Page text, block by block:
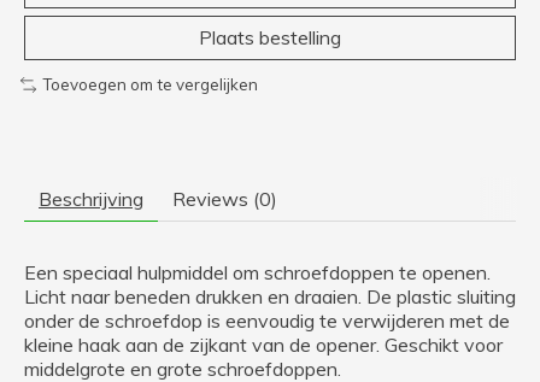
Plaats bestelling
Toevoegen om te vergelijken
Beschrijving Reviews (0)
Een speciaal hulpmiddel om schroefdoppen te openen.
Licht naar beneden drukken en draaien. De plastic sluiting
onder de schroefdop is eenvoudig te verwijderen met de
kleine haak aan de zijkant van de opener. Geschikt voor
middelgrote en grote schroefdoppen.